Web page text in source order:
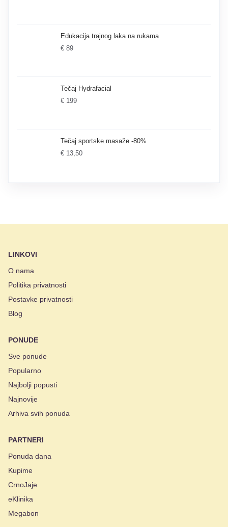
Edukacija trajnog laka na rukama
€ 89
Tečaj Hydrafacial
€ 199
Tečaj sportske masaže -80%
€ 13,50
LINKOVI
O nama
Politika privatnosti
Postavke privatnosti
Blog
PONUDE
Sve ponude
Popularno
Najbolji popusti
Najnovije
Arhiva svih ponuda
PARTNERI
Ponuda dana
Kupime
CrnoJaje
eKlinika
Megabon